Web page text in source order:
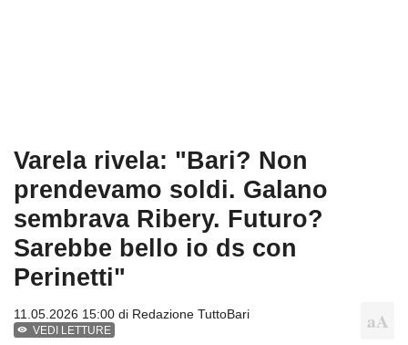
Varela rivela: "Bari? Non
prendevamo soldi. Galano
sembrava Ribery. Futuro?
Sarebbe bello io ds con
Perinetti"
11.05.2026 15:00 di Redazione TuttoBari
VEDI LETTURE